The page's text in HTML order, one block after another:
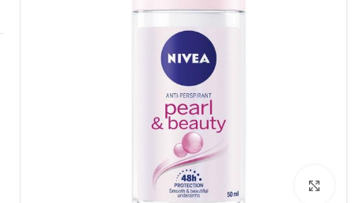
برای بزرگنمایی کلیک کنید